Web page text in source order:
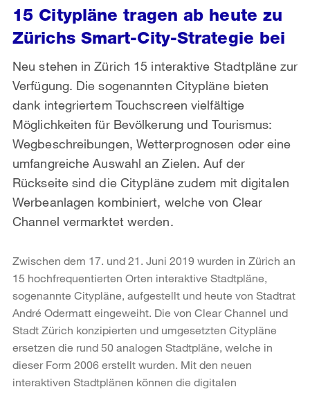
15 Citypläne tragen ab heute zu
Zürichs Smart-City-Strategie bei
Neu stehen in Zürich 15 interaktive Stadtpläne zur
Verfügung. Die sogenannten Citypläne bieten
dank integriertem Touchscreen vielfältige
Möglichkeiten für Bevölkerung und Tourismus:
Wegbeschreibungen, Wetterprognosen oder eine
umfangreiche Auswahl an Zielen. Auf der
Rückseite sind die Citypläne zudem mit digitalen
Werbeanlagen kombiniert, welche von Clear
Channel vermarktet werden.
Zwischen dem 17. und 21. Juni 2019 wurden in Zürich an
15 hochfrequentierten Orten interaktive Stadtpläne,
sogenannte Citypläne, aufgestellt und heute von Stadtrat
André Odermatt eingeweiht. Die von Clear Channel und
Stadt Zürich konzipierten und umgesetzten Citypläne
ersetzen die rund 50 analogen Stadtpläne, welche in
dieser Form 2006 erstellt wurden. Mit den neuen
interaktiven Stadtplänen können die digitalen